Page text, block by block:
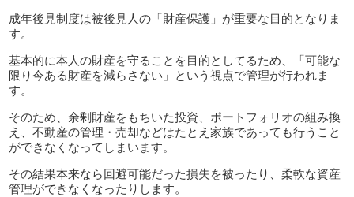
成年後見制度は被後見人の「財産保護」が重要な目的となりま
す。
基本的に本人の財産を守ることを目的としてるため、「可能な
限り今ある財産を減らさない」という視点で管理が行われま
す。
そのため、余剰財産をもちいた投資、ポートフォリオの組み換
え、不動産の管理・売却などはたとえ家族であっても行うこと
ができなくなってしまいます。
その結果本来なら回避可能だった損失を被ったり、柔軟な資産
管理ができなくなったりします。